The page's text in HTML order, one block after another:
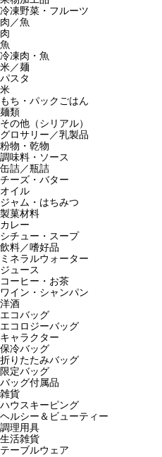
冷凍野菜・フルーツ
肉／魚
肉
魚
冷凍肉・魚
米／麺
パスタ
米
もち・パックごはん
麺類
その他（シリアル）
グロサリー／乳製品
粉物・乾物
調味料・ソース
缶詰／瓶詰
チーズ・バター
オイル
ジャム・はちみつ
製菓材料
カレー
シチュー・スープ
飲料／嗜好品
ミネラルウォーター
ジュース
コーヒー・お茶
ワイン・シャンパン
洋酒
エコバッグ
エコロジーバッグ
キャラクター
保冷バッグ
折りたたみバッグ
限定バッグ
バッグ付属品
雑貨
ハウスキーピング
ヘルシー＆ビューティー
調理用具
生活雑貨
テーブルウェア